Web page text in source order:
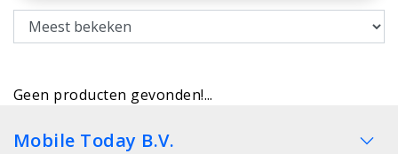
Geen producten gevonden!...
Mobile Today B.V.